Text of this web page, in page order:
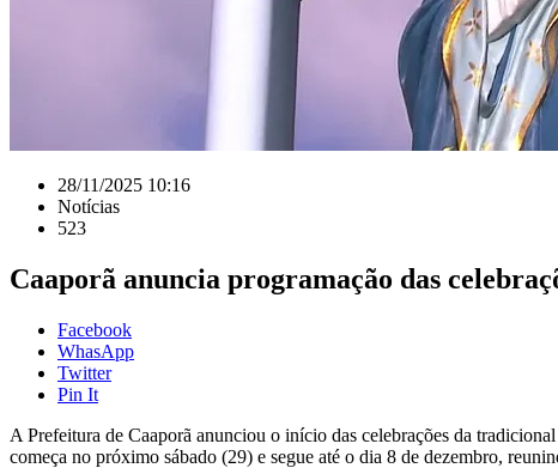
28/11/2025 10:16
Notícias
523
Caaporã anuncia programação das
Facebook
WhasApp
Twitter
Pin It
A Prefeitura de Caaporã anunciou o início das celebrações da
começa no próximo sábado (29) e segue até o dia 8 de dezembro,